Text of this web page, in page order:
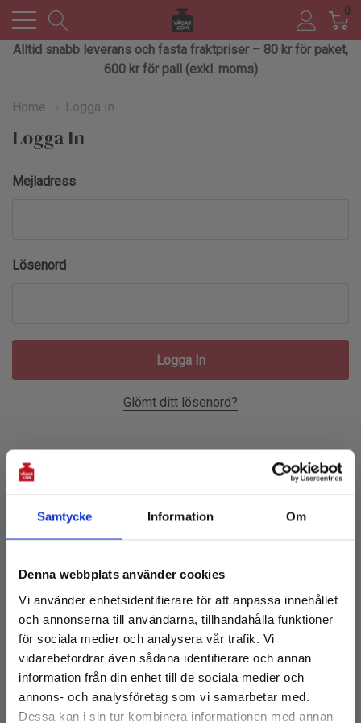
Samtycke Information Om
Denna webbplats använder cookies
Vi använder enhetsidentifierare för att anpassa innehållet
och annonserna till användarna, tillhandahålla funktioner
för sociala medier och analysera vår trafik. Vi
vidarebefordrar även sådana identifierare och annan
information från din enhet till de sociala medier och
annons- och analysföretag som vi samarbetar med.
Dessa kan i sin tur kombinera informationen med annan
0
Alltid snabb leverans och fasta fraktpriser – 80 kr för paket,
600 kr för pall (exkl. moms)
Home Logga In
Logga In
Mejladress
Lösenord
Glömt ditt lösenord?
Skapa ett konto hos oss och du kommer att kunna:
Spara flera leveransadresser
Tillgå din orderhistorik
Spåra nya beställningar
Spara artiklar i din önskelista
Få 10% rabatt på första köpet
och tillgång till de senaste nyheterna
E-
post: